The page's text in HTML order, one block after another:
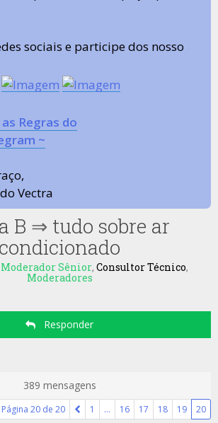
sociais e participe dos nosso
Regras do
~
Vectra
B ⇒ tudo sobre ar
condicionado
Moderador Sênior, Consultor Técnico,
Moderadores
Responder
389 mensagens
20 de 20 1 … 16 17 18 19 20